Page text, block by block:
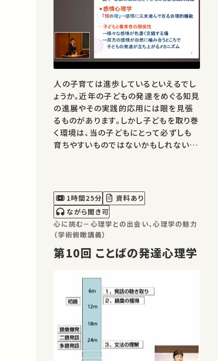
人の子育ては進歩しているといえるでし
ょうか。近年の子どもの発達をめぐる知見
の進展やその実践的応用には眼を見張
るものがあります。しかし子どもを取り巻
く環境は、当の子どもにとって必ずしも
育ちやすいものではないかもしれないの
て考えてみます。 03:22 発達と感情の心
理学からみる子育ての…
1時間25分
資料あり
ながら聞き可
心に挑む－心理学との出会い、心理学の魅力
（学術俯瞰講義）
第10回 ことばの発達心理学